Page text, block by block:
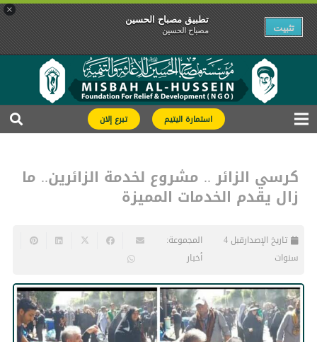
×
تطبیق مصباح الحسین
مصباح الحسین تثبیت
استمارة اليتيم تبرع إلان
كرسي الزائر .. مشروع لخدمة الزائرين.. ما
زال يقدم الخدمات المميزة
تاريخ الإصدار
قبل 4
سنوات
المجموعة:
أخبار